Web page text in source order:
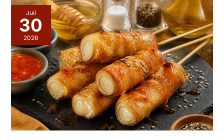
Juil
30
2026